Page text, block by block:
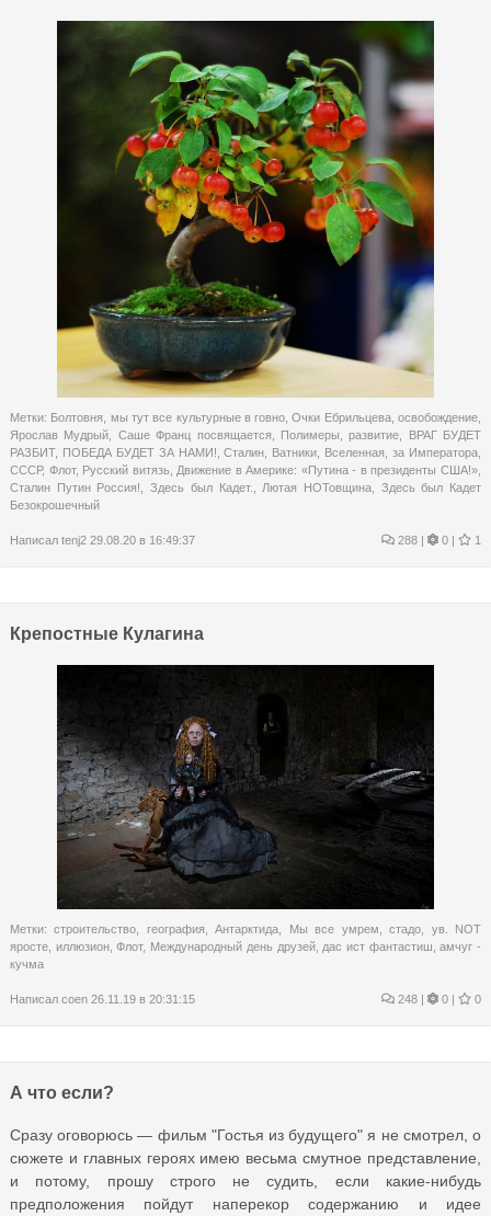
Метки: Болтовня мы тут все культурные в говно ,Очки Ебрильцева,освобождение
Ярослав Мудрый
Саше Франц посвящается Полимеры ,развитие
ВРАГ БУДЕТ
РАЗБИТ, ПОБЕДА БУДЕТ ЗА НАМИ! ,Сталин Ватники Вселенная ,за Императора
СССР, Флот, Русский витязь Движение в Америке: «Путина - в президенты США!»
Сталин Путин Россия!
,Здесь был Кадет. Лютая НОТовщина, Здесь был Кадет
Безокрошечный
Написал tenj2 29.08.20 в 16:49:37 288 | 0 | 1
Крепостные Кулагина
Метки:строительство география ,Антарктида Мы все умрем ,стадо
ув. NOT
яросте иллюзион,Флот, Международный день друзей, дас ист фантастиш ,амчуг -
кучма
Написал coen 26.11.19 в 20:31:15 248 | 0 | 0
А что если?
Сразу оговорюсь — фильм "Гостья из будущего" я не смотрел, о
сюжете и главных героях имею весьма смутное представление,
и потому, прошу строго не судить, если какие-нибудь
предположения пойдут наперекор содержанию и идее